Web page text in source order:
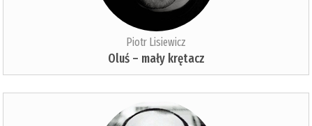
Piotr Lisiewicz
Oluś – mały krętacz